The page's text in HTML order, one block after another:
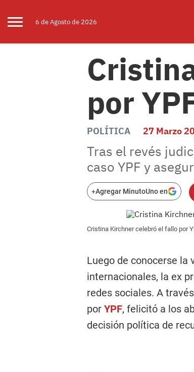
6 deAgostode 2026
por
POLÍTICA 27 Marzo
Tras el revés
caso YPF y
+Agregar MinutoUno en
Cristina Kirchner celebró el fallo por
Luego de conocerse
internacionales, la ex
redes sociales. A
por YPF, felicitó a los
decisión política de